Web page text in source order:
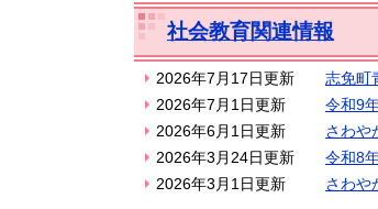
社会教育関連情報
2026年7月17日更新 志免町
2026年7月1日更新
令和9
2026年6月1日更新
さわや
2026年3月24日更新
令和8
2026年3月1日更新
さわや